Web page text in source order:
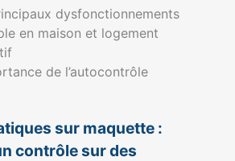
dysfonctionnements
en maison et logement
de l’autocontrôle
sur maquette :
contrôle sur des